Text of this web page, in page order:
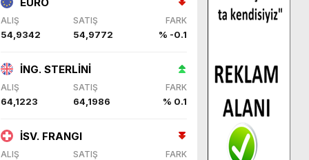
ALIŞ SATIŞ FARK
54,9342 54,9772 % -0.1
İNG. STERLİNİ
ALIŞ SATIŞ FARK
64,1223 64,1986 % 0.1
İSV. FRANGI
ALIŞ SATIŞ FARK